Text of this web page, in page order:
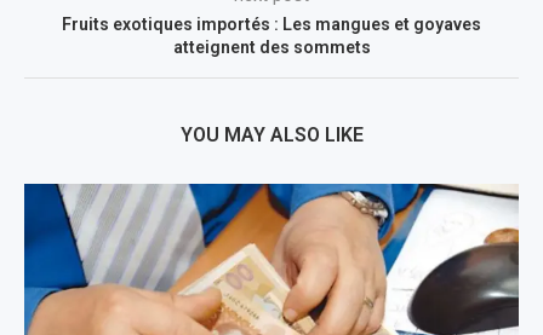
Fruits exotiques importés : Les mangues et goyaves
atteignent des sommets
YOU MAY ALSO LIKE